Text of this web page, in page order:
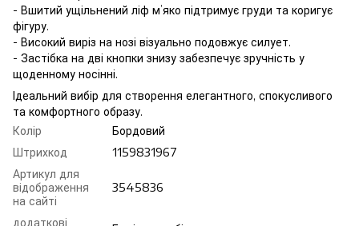
- Вшитий ущільнений ліф м’яко підтримує груди та коригує
фігуру.
- Високий виріз на нозі візуально подовжує силует.
- Застібка на дві кнопки знизу забезпечує зручність у
щоденному носінні.
Ідеальний вибір для створення елегантного, спокусливого
та комфортного образу.
Колір
Бордовий
Штрихкод
1159831967
Артикул для
відображення
на сайті
3545836
додаткові